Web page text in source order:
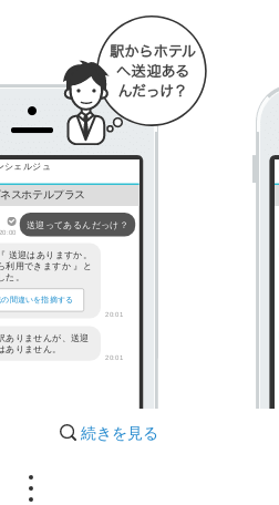
スホテルプラス
20:00
送迎ってあるんだっけ？
送迎はありますか。
利用できますか 』と
た。
間違いを指摘する
20:01
ありませんが、送迎
ありません。
20:01
続きを見る